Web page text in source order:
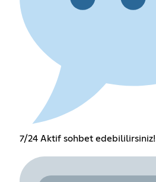
7/24 Aktif sohbet edebililirsiniz!